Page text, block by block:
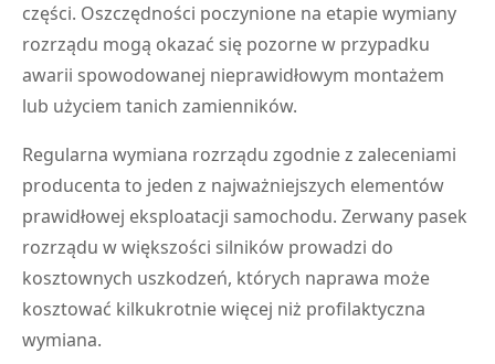
części. Oszczędności poczynione na etapie wymiany
rozrządu mogą okazać się pozorne w przypadku
awarii spowodowanej nieprawidłowym montażem
lub użyciem tanich zamienników.
Regularna wymiana rozrządu zgodnie z zaleceniami
producenta to jeden z najważniejszych elementów
prawidłowej eksploatacji samochodu. Zerwany pasek
rozrządu w większości silników prowadzi do
kosztownych uszkodzeń, których naprawa może
kosztować kilkukrotnie więcej niż profilaktyczna
wymiana.